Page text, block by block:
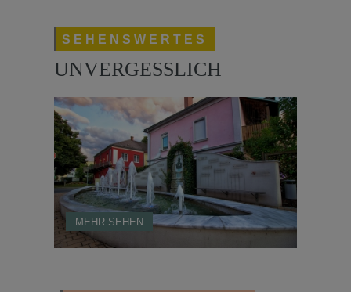
SEHENSWERTES
UNVERGESSLICH
MEHR SEHEN